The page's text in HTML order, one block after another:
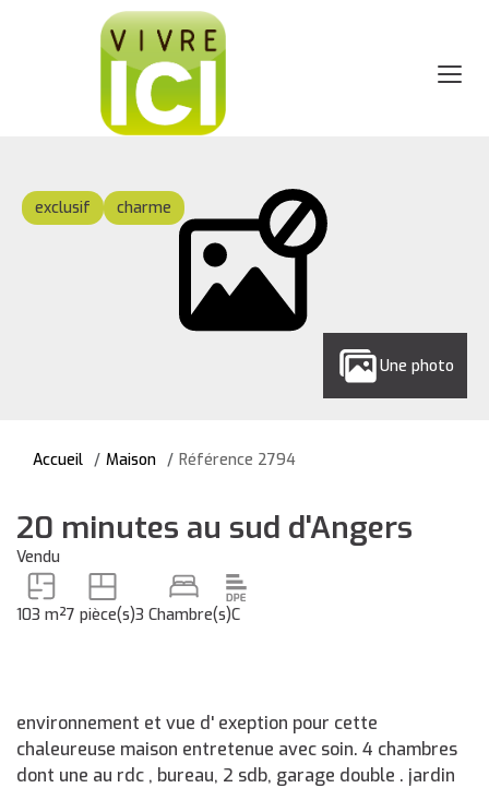
exclusif charme
Une photo
Accueil Maison Référence 2794
20 minutes au sud d'Angers
Vendu
103 m²7 pièce(s)3 Chambre(s)C
environnement et vue d' exeption pour cette
chaleureuse maison entretenue avec soin. 4 chambres
dont une au rdc , bureau, 2 sdb, garage double . jardin